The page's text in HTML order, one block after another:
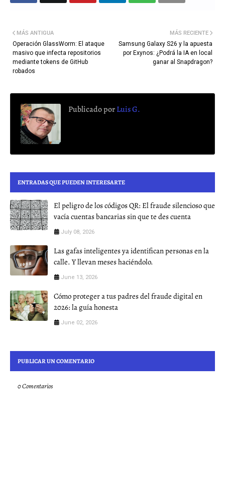
MÁS RECIENTE
Samsung Galaxy S26 y la apuesta
por Exynos: ¿Podrá la IA en local
ganar al Snapdragon?
MÁS ANTIGUA
Operación GlassWorm: El ataque
masivo que infecta repositorios
mediante tokens de GitHub
robados
Publicado porLuis G.
ENTRADAS QUE PUEDEN INTERESARTE
El peligro de los códigos QR: El fraude silencioso que
vacía cuentas bancarias sin que te des cuenta
July 08, 2026
Las gafas inteligentes ya identifican personas en la
calle. Y llevan meses haciéndolo.
June 13, 2026
Cómo proteger a tus padres del fraude digital en
2026: la guía honesta
June 02, 2026
PUBLICAR UN COMENTARIO
0 Comentarios